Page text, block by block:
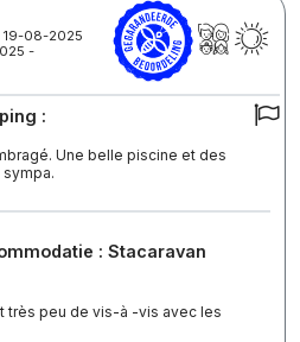
19-08-2025
-
:
Une belle piscine et des
: Stacaravan
très peu de vis-à -vis avec les